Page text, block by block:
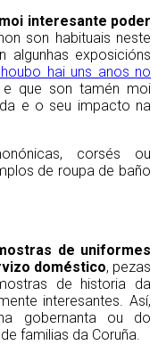
interesante poder
son habituais neste
algunhas exposicións
hai uns anos no
que son tamén moi
e o seu impacto na
corsés ou
de roupa de baño
de uniformes
doméstico, pezas
de historia da
interesantes. Así,
gobernanta ou do
familias da Coruña.